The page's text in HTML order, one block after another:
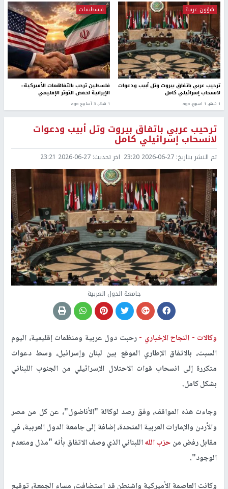
شؤون عربية
ترحيب عربي باتفاق بيروت وتل أبيب ودعوات
لانسحاب إسرائيلي كامل
1 شهر، 1 اسبوع. ago
فلسطينيات
فلسطين ترحب بالتفاهمات الأميركية–
الإيرانية لخفض التوتر الإقليمي
1 شهر، 3 أسابيع ago
ترحيب عربي باتفاق بيروت وتل أبيب ودعوات
لانسحاب إسرائيلي كامل
تم النشر بتاريخ: 2026-06-27 23:20 اخر تحديث: 2026-06-27 23:21
جامعة الدول العربية
وكالات - النجاح الإخباري -رحبت دول عربية ومنظمات إقليمية، اليوم
السبت، بالاتفاق الإطاري الموقع بين لبنان وإسرائيل، وسط دعوات
متكررة إلى انسحاب قوات الاحتلال الإسرائيلي من الجنوب اللبناني
بشكل كامل.
وجاءت هذه المواقف، وفق رصد لوكالة "الأناضول"، عن كل من مصر
والأردن والإمارات العربية المتحدة، إضافة إلى جامعة الدول العربية، في
مقابل رفض منحزب اللهاللبناني الذي وصف الاتفاق بأنه "مذل ومنعدم
الوجود".